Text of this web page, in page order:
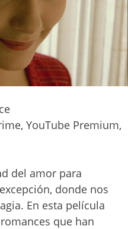
YouTube Premium,
del amor para
donde nos
En esta película
que han